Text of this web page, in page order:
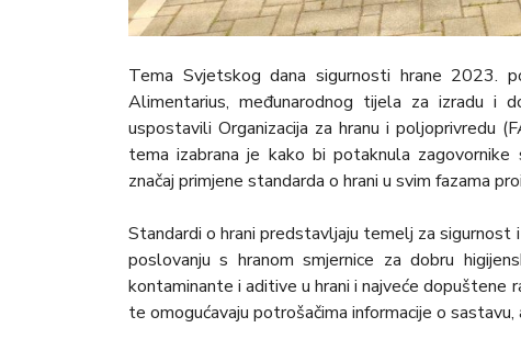
Tema Svjetskog dana sigurnosti hrane 2023.
Alimentarius, međunarodnog tijela za izradu i
uspostavili Organizacija za hranu i poljoprivredu
tema izabrana je kako bi potaknula
značaj primjene standarda o hrani u svim fazama
Standardi o hrani predstavljaju temelj za
poslovanju s hranom smjernice za dobru
kontaminante i aditive u hrani i najveće dopuštene
te omogućavaju potrošačima informacije o